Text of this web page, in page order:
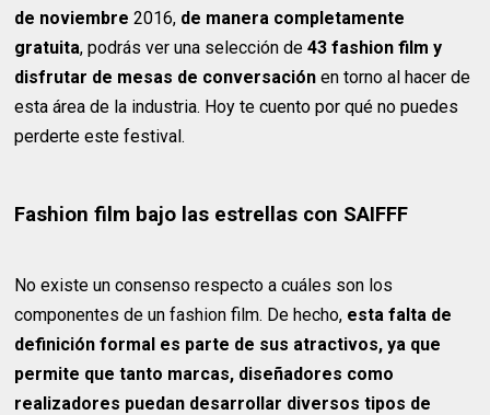
de noviembre2016, de manera completamente
gratuita, podrás ver una selección de43 fashion film y
disfrutar de mesas de conversación en torno al hacer de
esta área de la industria. Hoy te cuento por qué no puedes
perderte este festival.
Fashion film bajo las estrellas con SAIFFF
No existe un consenso respecto a cuáles son los
componentes de un fashion film. De hecho, esta falta de
definición formal es parte de sus atractivos, ya que
permite que tanto marcas, diseñadores como
realizadores puedan desarrollar diversos tipos de